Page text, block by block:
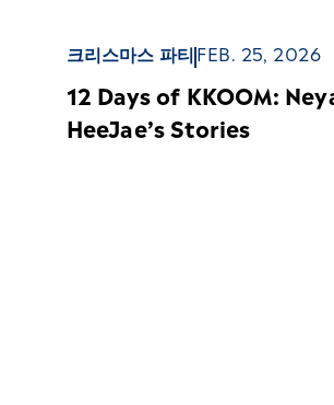
크리스마스 파티 FEB. 25, 2026
12 Days of KKOOM:
HeeJae’s Stories